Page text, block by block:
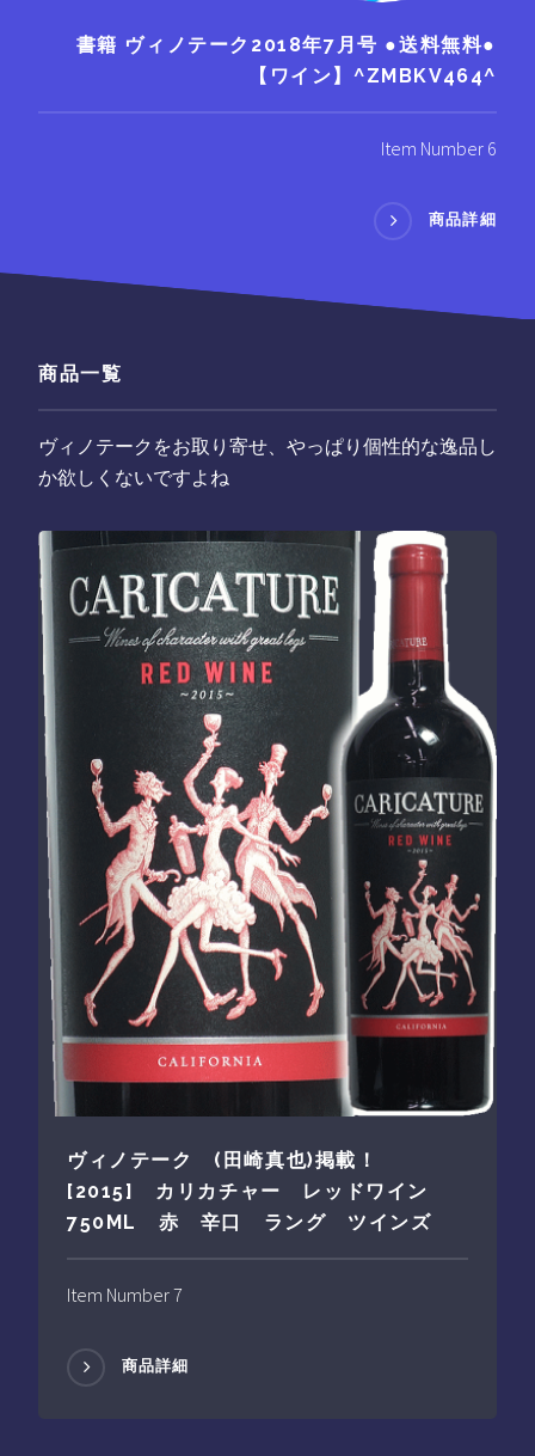
書籍 ヴィノテーク2018年7月号 ●送料無料●
【ワイン】^ZMBKV464^
Item Number 6
商品詳細
商品一覧
ヴィノテークをお取り寄せ、やっぱり個性的な逸品し
か欲しくないですよね
ヴィノテーク (田崎真也)掲載！
[2015] カリカチャー レッドワイン
750ML 赤 辛口 ラング ツインズ
Item Number 7
商品詳細